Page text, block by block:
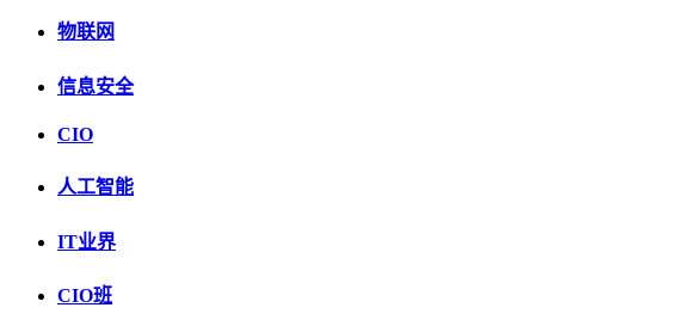
物联网
信息安全
CIO
人工智能
IT业界
CIO班